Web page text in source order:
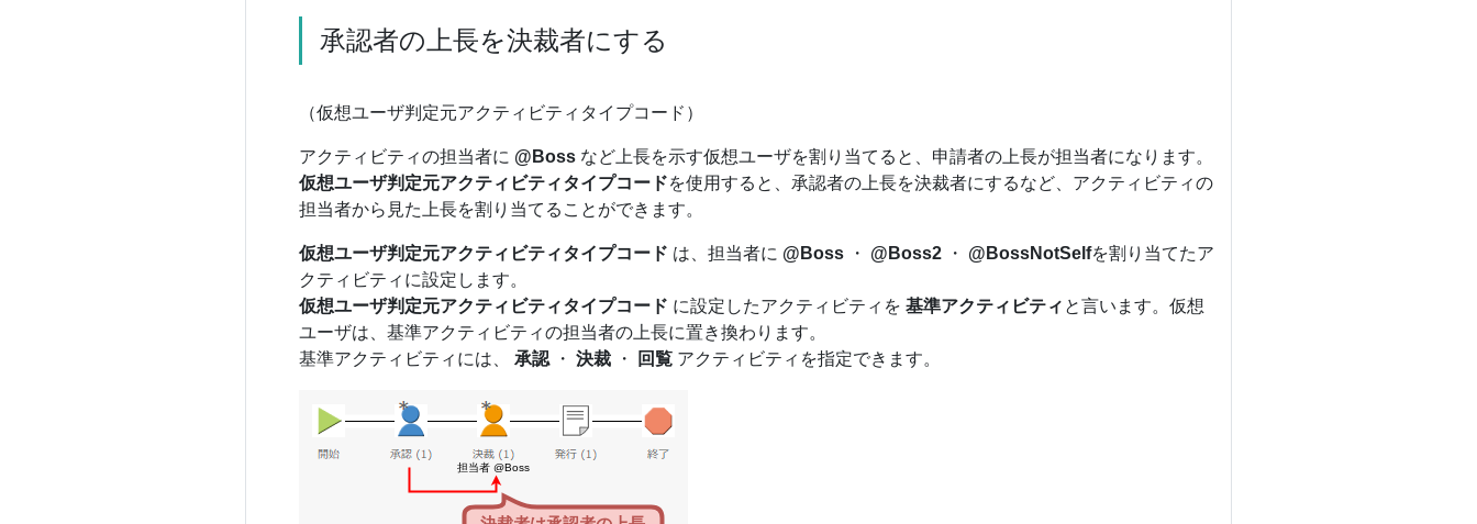
承認者の上長を決裁者にする
（仮想ユーザ判定元アクティビティタイプコード）
アクティビティの担当者に @Boss など上長を示す仮想ユーザを割り当てると、申請者の上長が担当者になります。
仮想ユーザ判定元アクティビティタイプコードを使用すると、承認者の上長を決裁者にするなど、アクティビティの
担当者から見た上長を割り当てることができます。
仮想ユーザ判定元アクティビティタイプコード は、担当者に @Boss ・ @Boss2 ・ @BossNotSelfを割り当てたア
クティビティに設定します。
仮想ユーザ判定元アクティビティタイプコード に設定したアクティビティを 基準アクティビティ と言います。仮想
ユーザは、基準アクティビティの担当者の上長に置き換わります。
基準アクティビティには、 承認 ・ 決裁 ・ 回覧 アクティビティを指定できます。